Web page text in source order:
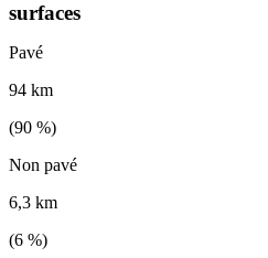
surfaces
Pavé
94 km
(90 %)
Non pavé
6,3 km
(6 %)